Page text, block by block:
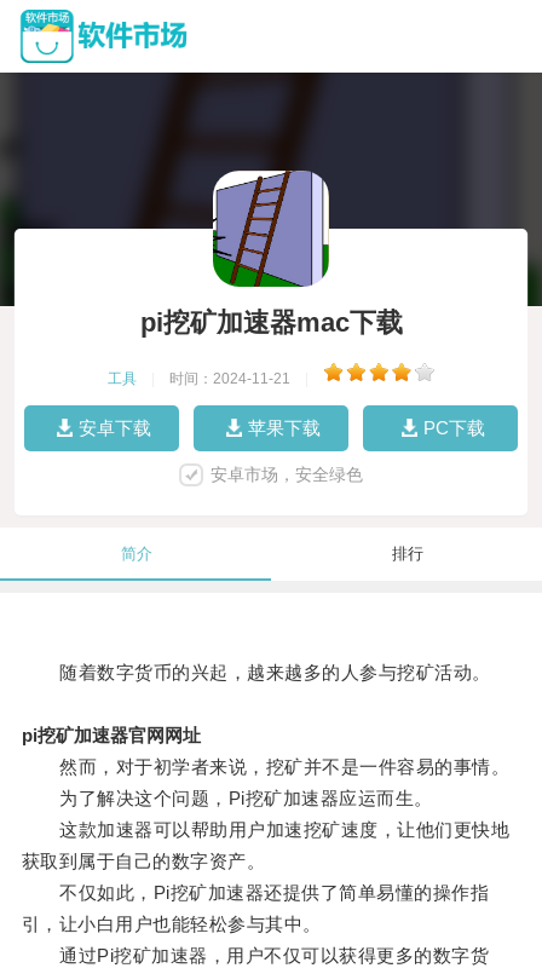
pi挖矿加速器mac下载
工具 时间：2024-11-21
安卓下载 苹果下载 PC下载
安卓市场，安全绿色
简介 排行
随着数字货币的兴起，越来越多的人参与挖矿活动。
pi挖矿加速器官网网址
然而，对于初学者来说，挖矿并不是一件容易的事情。
为了解决这个问题，Pi挖矿加速器应运而生。
这款加速器可以帮助用户加速挖矿速度，让他们更快地
获取到属于自己的数字资产。
不仅如此，Pi挖矿加速器还提供了简单易懂的操作指
引，让小白用户也能轻松参与其中。
通过Pi挖矿加速器，用户不仅可以获得更多的数字货